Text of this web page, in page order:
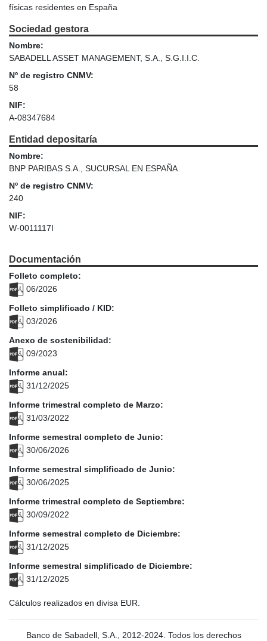
físicas residentes en España
Sociedad gestora
Nombre:
SABADELL ASSET MANAGEMENT, S.A., S.G.I.I.C.
Nº de registro CNMV:
58
NIF:
A-08347684
Entidad depositaría
Nombre:
BNP PARIBAS S.A., SUCURSAL EN ESPAÑA
Nº de registro CNMV:
240
NIF:
W-0011117I
Documentación
Folleto completo:
06/2026
Folleto simplificado / KID:
03/2026
Anexo de sostenibilidad:
09/2023
Informe anual:
31/12/2025
Informe trimestral completo de Marzo:
31/03/2022
Informe semestral completo de Junio:
30/06/2026
Informe semestral simplificado de Junio:
30/06/2025
Informe trimestral completo de Septiembre:
30/09/2022
Informe semestral completo de Diciembre:
31/12/2025
Informe semestral simplificado de Diciembre:
31/12/2025
Cálculos realizados en divisa EUR.
Banco de Sabadell, S.A., 2012-2024. Todos los derechos